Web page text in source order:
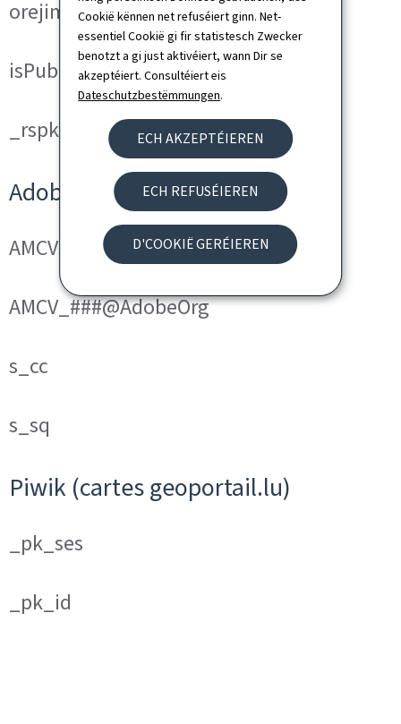
Cookië kënnen net refuséiert ginn. Net-
essentiel Cookië gi fir statistesch Zwecker
benotzt a gi just aktivéiert, wann Dir se
akzeptéiert. Consultéiert eis
Dateschutzbestëmmungen.
ECH AKZEPTÉIEREN
ECH REFUSÉIEREN
D'COOKIË GERÉIEREN
orejime
isPublicWebsite
_rspkrLoadCore (ReadSpeaker)
Adobe Analytics
AMCVS_###@AdobeOrg
AMCV_###@AdobeOrg
s_cc
s_sq
Piwik (cartes geoportail.lu)
_pk_ses
_pk_id